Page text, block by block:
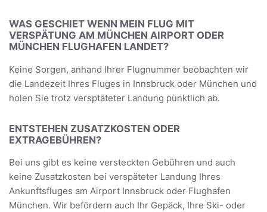
WAS GESCHIET WENN MEIN FLUG MIT
VERSPÄTUNG AM MÜNCHEN AIRPORT ODER
MÜNCHEN FLUGHAFEN LANDET?
Keine Sorgen, anhand Ihrer Flugnummer beobachten wir
die Landezeit Ihres Fluges in Innsbruck oder München und
holen Sie trotz versptäteter Landung pünktlich ab.
ENTSTEHEN ZUSATZKOSTEN ODER
EXTRAGEBÜHREN?
Bei uns gibt es keine versteckten Gebühren und auch
keine Zusatzkosten bei verspäteter Landung Ihres
Ankunftsfluges am Airport Innsbruck oder Flughafen
München. Wir befördern auch Ihr Gepäck, Ihre Ski- oder